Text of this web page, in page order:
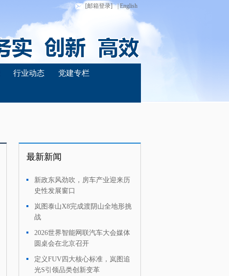
[邮箱登录] | English
行业动态 党建专栏
最新新闻
新政东风劲吹，房车产业迎来历
史性发展窗口
岚图泰山X8完成渡阴山全地形挑
战
2026世界智能网联汽车大会媒体
圆桌会在北京召开
定义FUV四大核心标准，岚图追
光S引领品类创新变革